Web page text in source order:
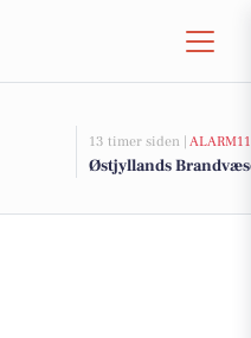
13 timer siden |
Østjyllands